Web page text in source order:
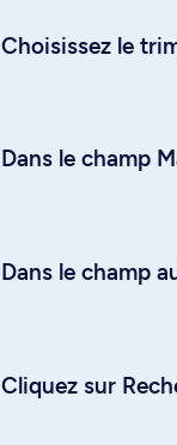
Choisissez le
Dans le champ
Dans le champ
Cliquez sur